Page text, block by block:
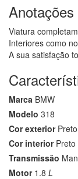
Anotações
Viatura
Interiores como
A sua satisfação
Marca BMW
Modelo 318
Cor exterior Preto
Cor interior Preto
Transmissão
Motor 1.8 L